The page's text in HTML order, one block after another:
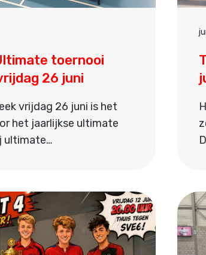
toernooi
26 juni
vrijdag 26 juni is het
het jaarlijkse ultimate
ultimate…